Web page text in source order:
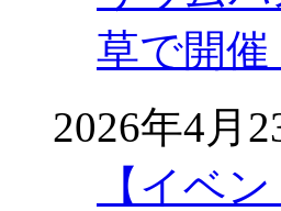
草で開催
2026年4月
【イベ